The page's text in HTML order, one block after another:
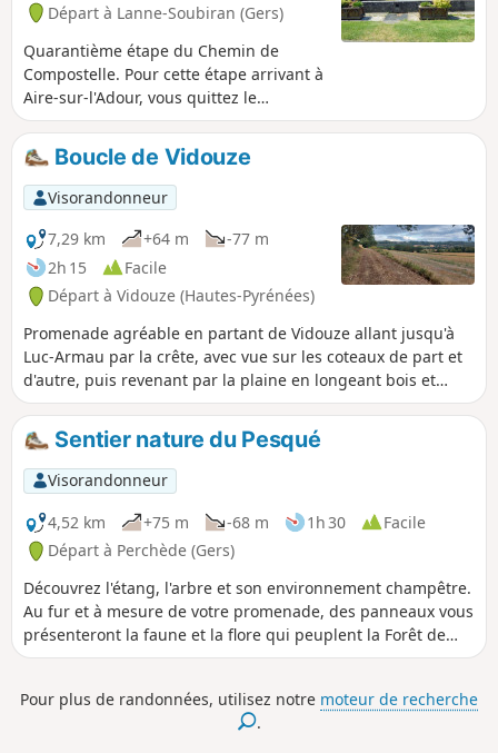
Départ à Lanne-Soubiran (Gers)
Quarantième étape du Chemin de
Compostelle. Pour cette étape arrivant à
Aire-sur-l'Adour, vous quittez le
département du Gers pour entrer dans
celui des Landes. Vous laissez
également derrière vous les chemins
boueux et glissants pour arriver, une
fois passé la ville d'Aire-sur-l'Adour, sur
la promenade du Lac de Brousseau.
Boucle de Vidouze
Visorandonneur
7,29 km
+64 m
-77 m
2h 15
Facile
Départ à Vidouze (Hautes-Pyrénées)
Promenade agréable en partant de Vidouze allant jusqu'à
Luc-Armau par la crête, avec vue sur les coteaux de part et
d'autre, puis revenant par la plaine en longeant bois et
prairies et cultures. Circuit facile avec vue au loin sur les
Pyrénées.Sentier nature du Pesqué
Visorandonneur
4,52 km
+75 m -68 m 1h 30
Facile
Départ à Perchède (Gers)
Découvrez l'étang, l'arbre et son environnement champêtre.
Au fur et à mesure de votre promenade, des panneaux vous
présenteront la faune et la flore qui peuplent la Forêt de
Perchède.
Pour plus de randonnées, utilisez notre moteur de recherche
.